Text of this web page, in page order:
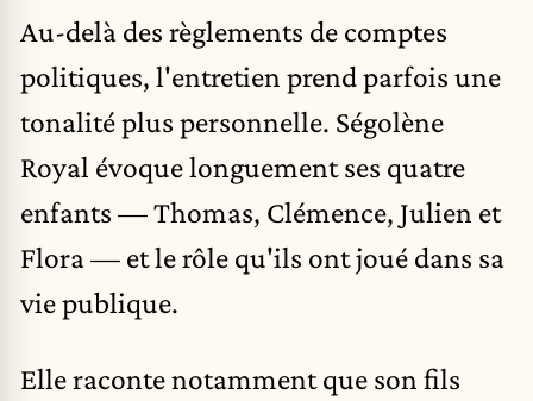
Au-delà des règlements de comptes
politiques, l'entretien prend parfois une
tonalité plus personnelle. Ségolène
Royal évoque longuement ses quatre
enfants — Thomas, Clémence, Julien et
Flora — et le rôle qu'ils ont joué dans sa
vie publique.
Elle raconte notamment que son fils